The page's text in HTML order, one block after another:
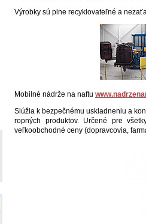
Výrobky sú plne recyklovateľné a
Mobilné nádrže na naftu
Slúžia k bezpečnému uskladneniu a
ropných produktov. Určené pre
veľkoobchodné ceny (dopravcovia,